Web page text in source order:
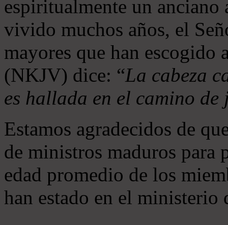
espiritualmente un
vivido muchos años, el
mayores que han
(NKJV) dice: “La cabeza
es hallada en el camino de
Estamos agradecidos de
de ministros maduros
edad promedio de los
han estado en el ministerio